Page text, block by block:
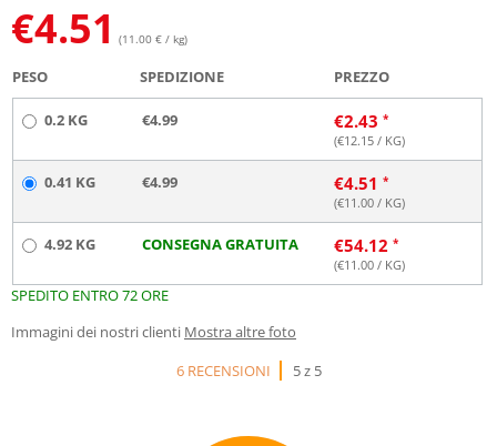
€4.51 (11.00 € / kg)
PESO SPEDIZIONE PREZZO
0.2 KG €4.99 €2.43
(€12.15 / KG)
0.41 KG €4.99 €4.51
(€11.00 / KG)
4.92 KG CONSEGNA GRATUITA €54.12
(€11.00 / KG)
SPEDITO ENTRO 72 ORE
Immagini dei nostri clienti Mostra altre foto
6 RECENSIONI
5 z 5